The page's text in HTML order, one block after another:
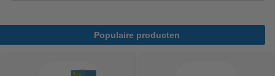
Populaire producten